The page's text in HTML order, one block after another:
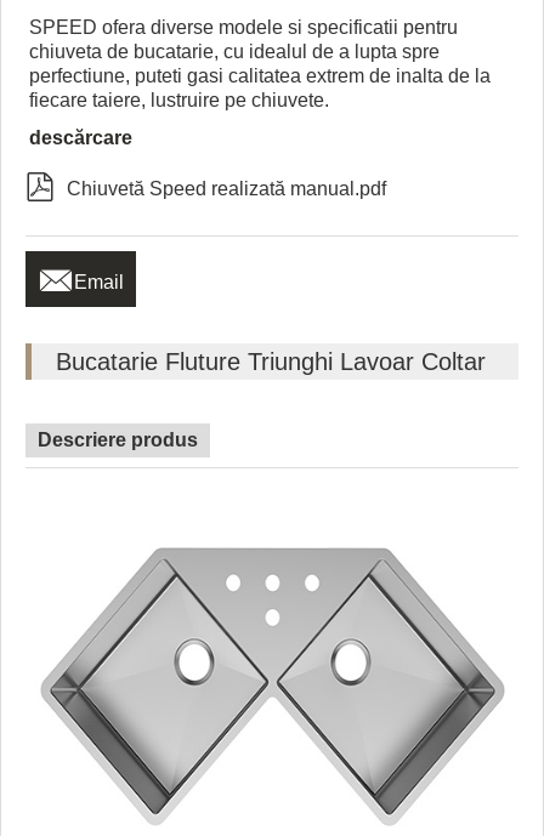
SPEED ofera diverse modele si specificatii pentru
chiuveta de bucatarie, cu idealul de a lupta spre
perfectiune, puteti gasi calitatea extrem de inalta de la
fiecare taiere, lustruire pe chiuvete.
descărcare
 Chiuvetă Speed ​​realizată manual.pdf
 Email
Bucatarie Fluture Triunghi Lavoar Coltar
Descriere produs